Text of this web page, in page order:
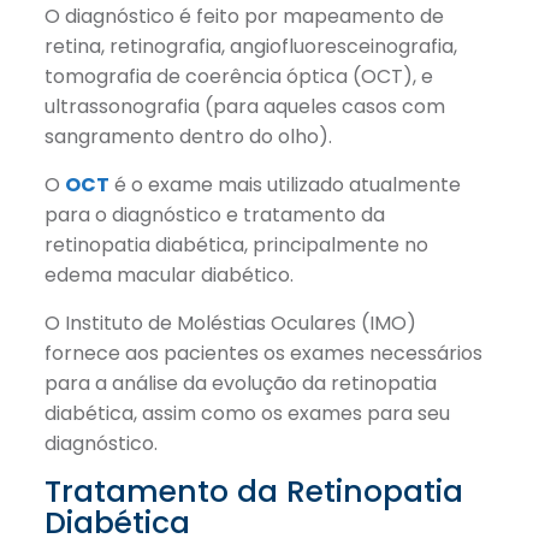
O diagnóstico é feito por mapeamento de
retina, retinografia, angiofluoresceinografia,
tomografia de coerência óptica (OCT), e
ultrassonografia (para aqueles casos com
sangramento dentro do olho).
O OCT é o exame mais utilizado atualmente
para o diagnóstico e tratamento da
retinopatia diabética, principalmente no
edema macular diabético.
O Instituto de Moléstias Oculares (IMO)
fornece aos pacientes os exames necessários
para a análise da evolução da retinopatia
diabética, assim como os exames para seu
diagnóstico.
Tratamento da Retinopatia
Diabética